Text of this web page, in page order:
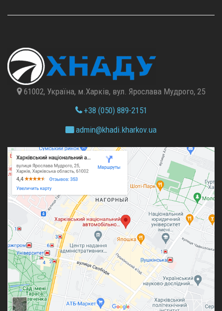
61002, Україна, м.Харків, вул. Ярослава Мудрого, 25
+38 (050) 889-2151
admin@khadi.kharkov.ua